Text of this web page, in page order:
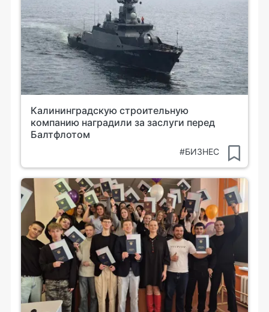
Калининградскую строительную
компанию наградили за заслуги перед
Балтфлотом
#БИЗНЕС